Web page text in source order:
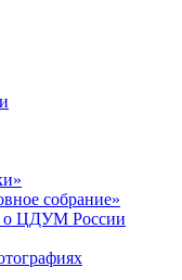
собрание»
о ЦДУМ России